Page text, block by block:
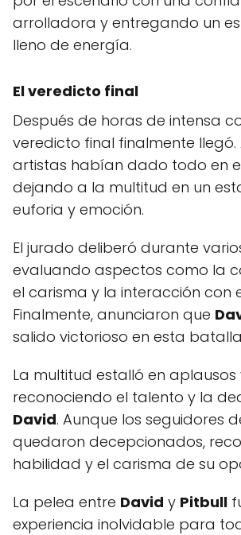
arrolladora y entregando un
lleno de energía.
El veredicto final
Después de horas de intensa
veredicto final finalmente llegó.
artistas habían dado todo en
dejando a la multitud en un
euforia y emoción.
El jurado deliberó durante
evaluando aspectos como la
el carisma y la interacción con
Finalmente, anunciaron que
salido victorioso en esta
La multitud estalló en aplausos
reconociendo el talento y la
David. Aunque los seguidores
quedaron decepcionados,
habilidad y el carisma de su
La pelea entre David y Pitbull
experiencia inolvidable para